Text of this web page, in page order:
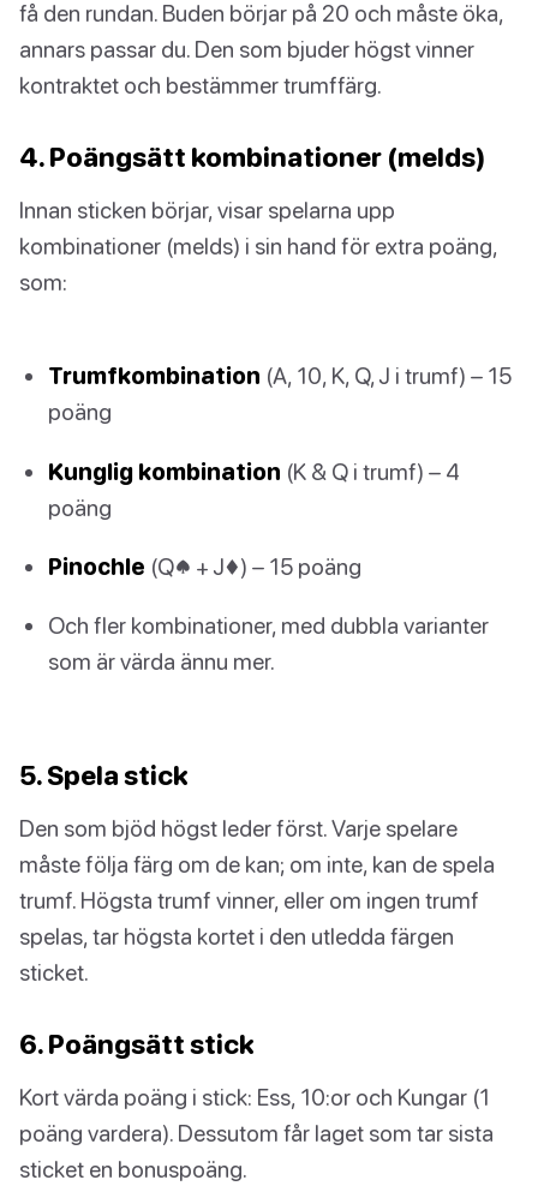
få den rundan. Buden börjar på 20 och måste öka,
annars passar du. Den som bjuder högst vinner
kontraktet och bestämmer trumffärg.
4. Poängsätt kombinationer (melds)
Innan sticken börjar, visar spelarna upp
kombinationer (melds) i sin hand för extra poäng,
som:
Trumfkombination (A, 10, K, Q, J i trumf) – 15
poäng
Kunglig kombination (K & Q i trumf) – 4
poäng
Pinochle (Q♠ + J♦) – 15 poäng
Och fler kombinationer, med dubbla varianter
som är värda ännu mer.
5. Spela stick
Den som bjöd högst leder först. Varje spelare
måste följa färg om de kan; om inte, kan de spela
trumf. Högsta trumf vinner, eller om ingen trumf
spelas, tar högsta kortet i den utledda färgen
sticket.
6. Poängsätt stick
Kort värda poäng i stick: Ess, 10:or och Kungar (1
poäng vardera). Dessutom får laget som tar sista
sticket en bonuspoäng.